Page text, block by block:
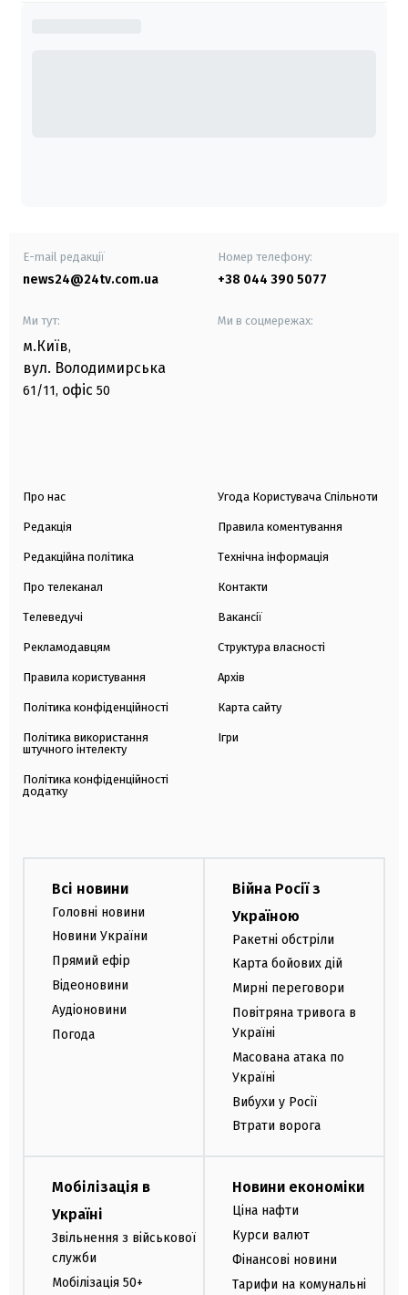
E-mail редакції
news24@24tv.com.ua
Номер телефону:
+38 044 390 5077
Ми тут:
м.Київ,
вул. Володимирська
61/11, офіс 50
Ми в соцмережах:
Про нас
Редакція
Редакційна політика
Про телеканал
Телеведучі
Рекламодавцям
Правила користування
Політика конфіденційності
Політика використання
штучного інтелекту
Політика конфіденційності
додатку
Угода Користувача Спільноти
Правила коментування
Технічна інформація
Контакти
Вакансії
Структура власності
Архів
Карта сайту
Ігри
Всі новини
Головні новини
Новини України
Прямий ефір
Відеоновини
Аудіоновини
Погода
Війна Росії з
Україною
Ракетні обстріли
Карта бойових дій
Мирні переговори
Повітряна тривога в
Україні
Масована атака по
Україні
Вибухи у Росії
Втрати ворога
Мобілізація в
Україні
Звільнення з військової
служби
Мобілізація 50+
Новини економіки
Ціна нафти
Курси валют
Фінансові новини
Тарифи на комунальні